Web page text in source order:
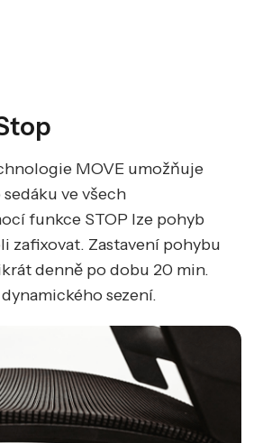
MOVE umožňuje
ve všech
funkce STOP lze pohyb
zafixovat. Zastavení pohybu
denně po dobu 20 min.
sezení.